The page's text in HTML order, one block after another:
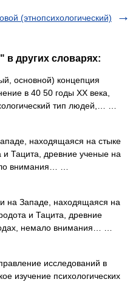
(этнопсихологический)
в других словарях:
основной) концепция
в 40 50 годы XX века,
тип людей,… …
находящаяся на стыке
и Тацита, древние ученые на
внимания… …
на Западе, находящаяся на
и Тацита, древние
немало внимания… …
исследований в
изучение психологических